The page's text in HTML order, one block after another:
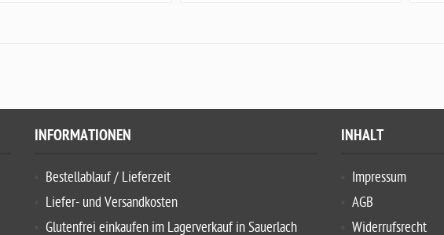
INFORMATIONEN
Bestellablauf / Lieferzeit
Liefer- und Versandkosten
Glutenfrei einkaufen im Lagerverkauf in Sauerlach
INHALT
Impressum
AGB
Widerrufsrecht